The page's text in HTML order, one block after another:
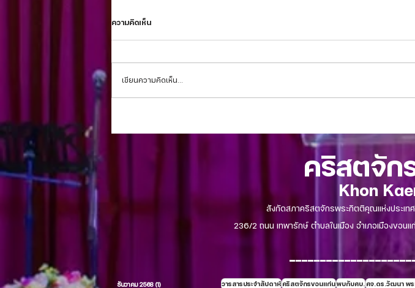
ความคิดเห็น
เขียนความคิดเห็น…
คริสตจัก
Khon
สังกัดสภาคริสตจักรพระกิตติคุณแห่งประเทศ
236/2 ถนน เทพารักษ์ ตำบลในเมือง อำเภอเมืองขอ
ธันวาคม 2568 (1) วารสารประจำสัปดาห์คริสตจักรขอนแก่นพบกับศบ.ศจ.ดร.วัฒนา พร